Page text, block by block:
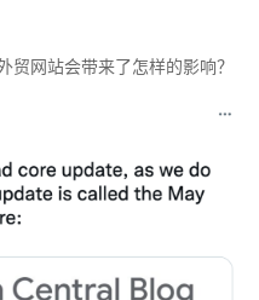
贸网站会带来了怎样的影响？